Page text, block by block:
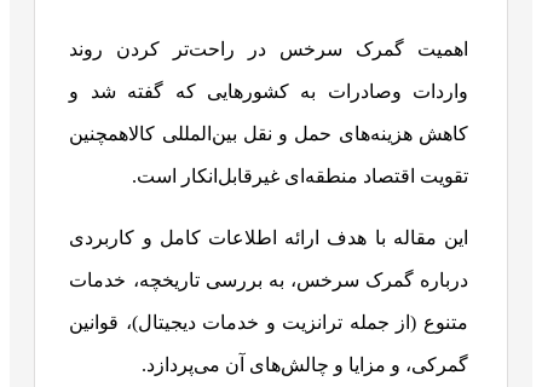
اهمیت گمرک سرخس در راحت‌تر کردن روند
واردات وصادرات به کشورهایی که گفته شد و
کاهش هزینه‌های حمل و نقل بین‌المللی کالاهمچنین
تقویت اقتصاد منطقه‌ای غیرقابل‌انکار است.
این مقاله با هدف ارائه اطلاعات کامل و کاربردی
درباره گمرک سرخس، به بررسی تاریخچه، خدمات
متنوع (از جمله ترانزیت و خدمات دیجیتال)، قوانین
گمرکی، و مزایا و چالش‌های آن می‌پردازد.